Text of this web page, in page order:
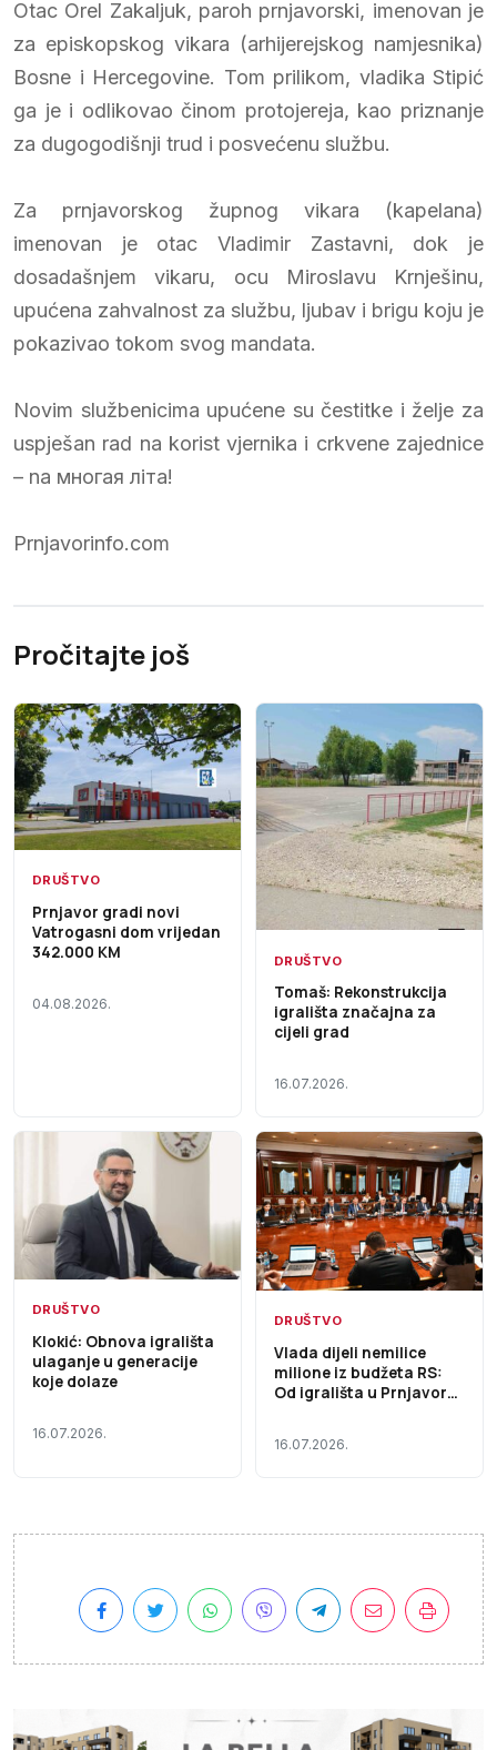
Otac Orel Zakaljuk, paroh prnjavorski, imenovan je
za episkopskog vikara (arhijerejskog namjesnika)
Bosne i Hercegovine. Tom prilikom, vladika Stipić
ga je i odlikovao činom protojereja, kao priznanje
za dugogodišnji trud i posvećenu službu.
Za prnjavorskog župnog vikara (kapelana)
imenovan je otac Vladimir Zastavni, dok je
dosadašnjem vikaru, ocu Miroslavu Krnješinu,
upućena zahvalnost za službu, ljubav i brigu koju je
pokazivao tokom svog mandata.
Novim službenicima upućene su čestitke i želje za
uspješan rad na korist vjernika i crkvene zajednice
– na многая літа!
Prnjavorinfo.com
Pročitajte još
DRUŠTVO
Prnjavor gradi novi
Vatrogasni dom vrijedan
342.000 KM
04.08.2026.
DRUŠTVO
Tomaš: Rekonstrukcija
igrališta značajna za
cijeli grad
16.07.2026.
DRUŠTVO
Klokić: Obnova igrališta
ulaganje u generacije
koje dolaze
16.07.2026.
DRUŠTVO
Vlada dijeli nemilice
milione iz budžeta RS:
Od igrališta u Prnjavoru
Novom Goraždu
16.07.2026.